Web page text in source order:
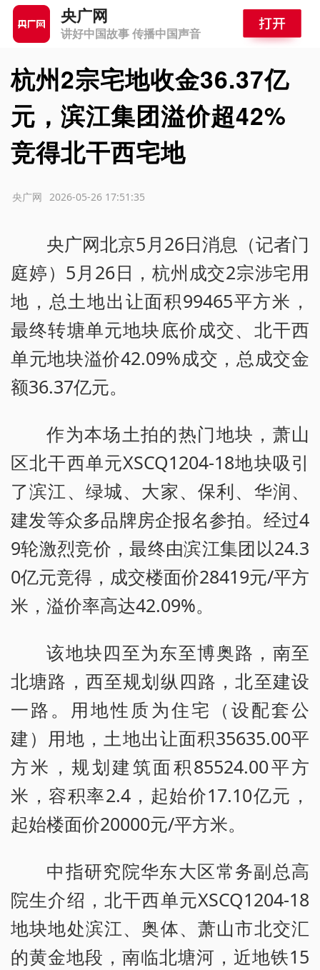
央广网
讲好中国故事 传播中国声音
杭州2宗宅地收金36.37亿
元，滨江集团溢价超42%
竞得北干西宅地
2026-05-26 17:51:35
央广网
央广网北京5月26日消息（记者门
庭婷）5月26日，杭州成交2宗涉宅用
地，总土地出让面积99465平方米，
最终转塘单元地块底价成交、北干西
单元地块溢价42.09%成交，总成交金
额36.37亿元。
作为本场土拍的热门地块，萧山
区北干西单元XSCQ1204-18地块吸引
了滨江、绿城、大家、保利、华润、
建发等众多品牌房企报名参拍。经过4
9轮激烈竞价，最终由滨江集团以24.3
0亿元竞得，成交楼面价28419元/平方
米，溢价率高达42.09%。
该地块四至为东至博奥路，南至
北塘路，西至规划纵四路，北至建设
一路。用地性质为住宅（设配套公
建）用地，土地出让面积35635.00平
方米，规划建筑面积85524.00平方
米，容积率2.4，起始价17.10亿元，
起始楼面价20000元/平方米。
中指研究院华东大区常务副总高
院生介绍，北干西单元XSCQ1204-18
地块地处滨江、奥体、萧山市北交汇
的黄金地段，南临北塘河，近地铁15